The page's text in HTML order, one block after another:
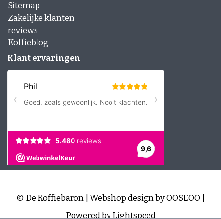
Sitemap
Zakelijke klanten
reviews
Koffieblog
Klant ervaringen
© De Koffiebaron | Webshop design byOOSEOO
Powered byLightspeed